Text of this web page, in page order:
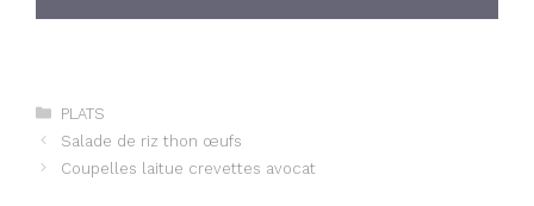
Catégories
PLATS
Salade de riz thon œufs
Coupelles laitue crevettes avocat